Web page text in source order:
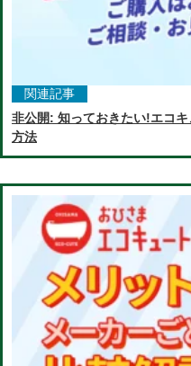
関連記事
非公開: 知っておきたい!エコ
方法